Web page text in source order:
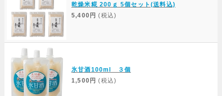
乾燥米糀 200ｇ 5個セット(送料込)
5,400円 (税込)
氷甘酒100ml ３個
1,500円 (税込)